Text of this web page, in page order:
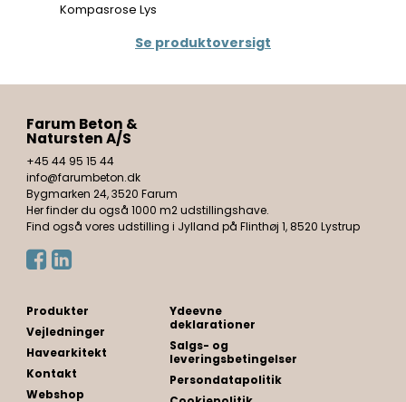
Kompasrose Lys
Se produktoversigt
Farum Beton &
Natursten A/S
+45 44 95 15 44
info@farumbeton.dk
Bygmarken 24, 3520 Farum
Her finder du også 1000 m2 udstillingshave.
Find også vores udstilling i Jylland på Flinthøj 1, 8520 Lystrup
Produkter
Vejledninger
Havearkitekt
Kontakt
Webshop
Ydeevne
deklarationer
Salgs- og
leveringsbetingelser
Persondatapolitik